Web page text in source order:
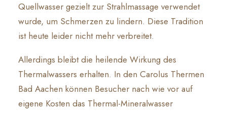
Quellwasser gezielt zur Strahlmassage verwendet
wurde, um Schmerzen zu lindern. Diese Tradition
ist heute leider nicht mehr verbreitet.
Allerdings bleibt die heilende Wirkung des
Thermalwassers erhalten. In den Carolus Thermen
Bad Aachen können Besucher nach wie vor auf
eigene Kosten das Thermal-Mineralwasser